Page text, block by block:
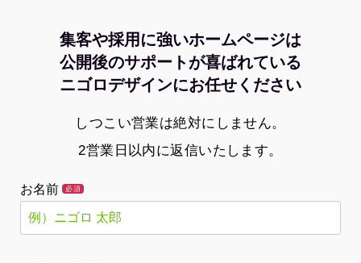
集客や採用に強いホームページは
公開後のサポートが喜ばれている
ニゴロデザインにお任せください
しつこい営業は絶対にしません。
2営業日以内に返信いたします。
お名前 必須